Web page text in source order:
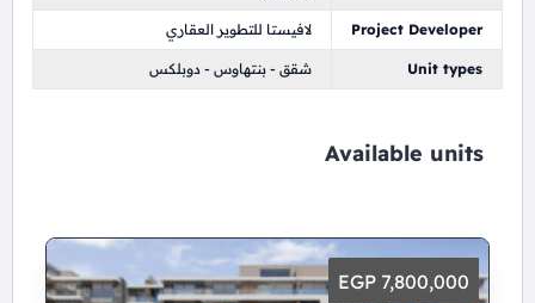
Project Developer لافيستا للتطوير العقاري
Unit types شقق - بنتهاوس - دوبلكس
Available units
7,800,000 EGP